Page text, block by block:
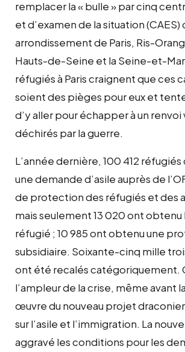
remplacer la « bulle » par cinq
et d’examen de la situation (CAES)
arrondissement de Paris, Ris-
Hauts-de-Seine et la Seine-et-
réfugiés à Paris craignent que ces
soient des pièges pour eux et
d’y aller pour échapper à un renvoi
déchirés par la guerre.
L’année dernière, 100 412
une demande d’asile auprès de
de protection des réfugiés et des
mais seulement 13 020 ont obtenu
réfugié ; 10 985 ont obtenu une
subsidiaire. Soixante-cinq mille
ont été recalés catégoriquement.
l’ampleur de la crise, même avant
œuvre du nouveau projet
sur l’asile et l’immigration. La
aggravé les conditions pour les